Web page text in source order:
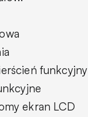
funkcyjny
ekran LCD